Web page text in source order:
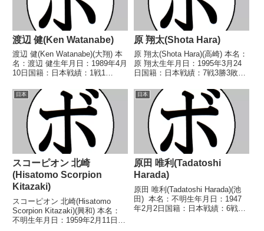
渡辺 健(Ken Watanabe)
渡辺 健(Ken Watanabe)(大翔) 本
名：渡辺 健生年月日：1989年4月
10日国籍：日本戦績：1戦1
歴】2022/07/08 ●4R判定 0-
3(37-39、37-39、37-39) 安孫子
アンデ...
原 翔太(Shota Hara)
原 翔太(Shota Hara)(高崎) 本名：
原 翔太生年月日：1995年3月24
日国籍：日本戦績：7戦3勝3敗1
歴】2017/08/04 ●2RTKO 佐藤
州平(極東)2018/02/08 △2R負傷
引分...
日本
スコーピオン 北崎
(Hisatomo Scorpion
Kitazaki)
スコーピオン 北崎(Hisatomo
Scorpion Kitazaki)(興和) 本名：
不明生年月日：1959年2月11日国
日本
原田 唯利(Tadatoshi
Harada)
原田 唯利(Tadatoshi Harada)(池
田) 本名：不明生年月日：1947
年2月2日国籍：日本戦績：6戦4